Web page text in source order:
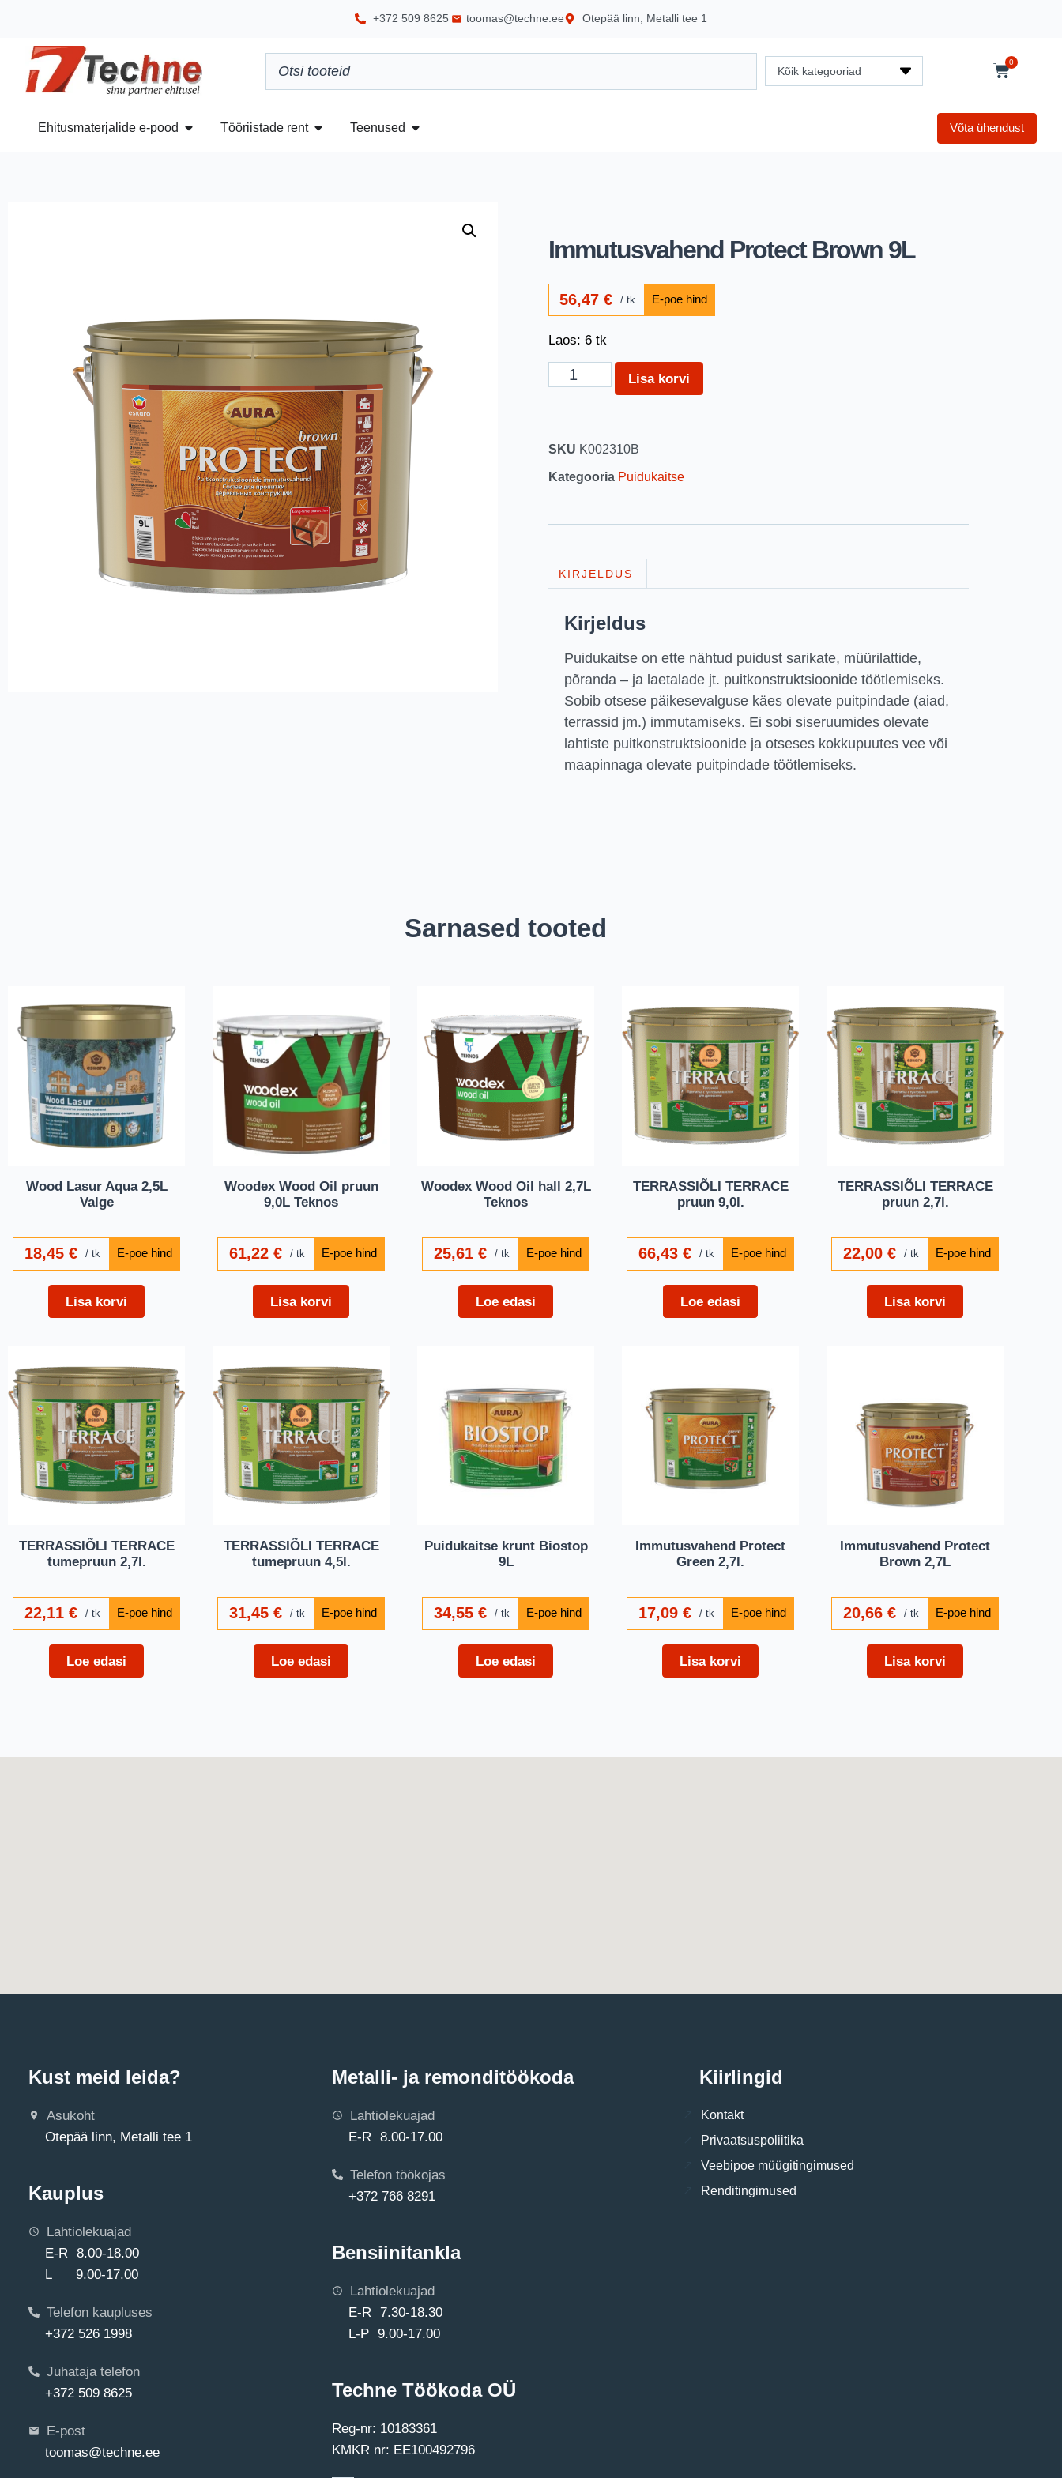
+372 509 8625 toomas@techne.ee Otepää linn, Metalli tee 1
Kõik kategooriad
0
Ehitusmaterjalide e-pood Tööriistade rent Teenused Võta ühendust
Immutusvahend Protect Brown 9L
56,47€ tk
Laos: 6 tk
Lisa korvi
SKU K002310B
Kategooria Puidukaitse
KIRJELDUS
Kirjeldus
Puidukaitse on ette nähtud puidust sarikate, müürilattide,
põranda – ja laetalade jt. puitkonstruktsioonide töötlemiseks.
Sobib otsese päikesevalguse käes olevate puitpindade (aiad,
terrassid jm.) immutamiseks. Ei sobi siseruumides olevate
lahtiste puitkonstruktsioonide ja otseses kokkupuutes vee või
maapinnaga olevate puitpindade töötlemiseks.
Sarnased tooted
Wood Lasur Aqua 2,5L
Valge
18,45 € tk
Lisa korvi
Woodex Wood Oil pruun
9,0L Teknos
61,22 € tk
Lisa korvi
Woodex Wood Oil hall 2,7L
Teknos
25,61 € tk
Loe edasi
TERRASSIÕLI TERRACE
pruun 9,0l.
66,43 € tk
Loe edasi
TERRASSIÕLI TERRACE
pruun 2,7l.
22,00 € tk
Lisa korvi
TERRASSIÕLI TERRACE
tumepruun 2,7l.
22,11 € tk
Loe edasi
TERRASSIÕLI TERRACE
tumepruun 4,5l.
31,45 € tk
Loe edasi
Puidukaitse krunt Biostop
9L
34,55 € tk
Loe edasi
Immutusvahend Protect
Green 2,7l.
17,09 € tk
Lisa korvi
Immutusvahend Protect
Brown 2,7L
20,66 € tk
Lisa korvi
Kust meid leida?
Asukoht
Otepää linn, Metalli tee 1
Kauplus
Lahtiolekuajad
E-R 8.00-18.00
L 9.00-17.00
Telefon kaupluses
+372 526 1998
Juhataja telefon
+372 509 8625
E-post
toomas@techne.ee
Metalli- ja remonditöökoda
Lahtiolekuajad
E-R 8.00-17.00
Telefon töökojas
+372 766 8291
Bensiinitankla
Lahtiolekuajad
E-R 7.30-18.30
L-P 9.00-17.00
Techne Töökoda OÜ
Reg-nr: 10183361
KMKR nr: EE100492796
Kiirlingid
Kontakt
Privaatsuspoliitika
Veebipoe müügitingimused
Renditingimused